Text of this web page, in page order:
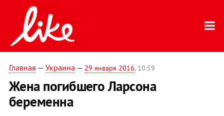
Главная — Украина — 29 января 2016, 10:59
Жена погибшего Ларсона
беременна